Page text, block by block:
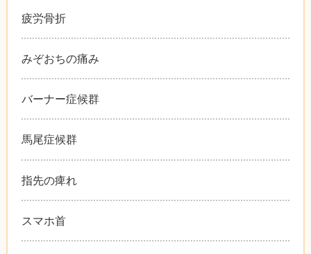
疲労骨折
みぞおちの痛み
バーナー症候群
馬尾症候群
指先の痺れ
スマホ首